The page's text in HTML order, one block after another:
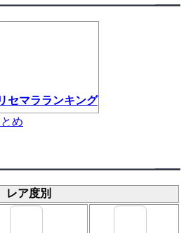
セマラランキング
め
レア度別